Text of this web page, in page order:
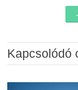
Kapcsolódó
Álláspályázat –